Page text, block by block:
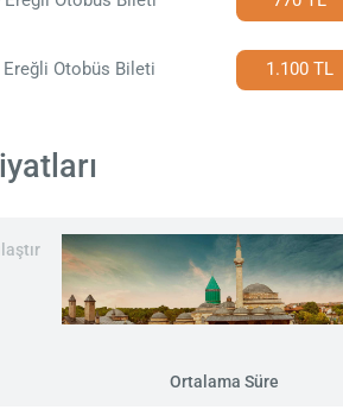
Ereğli Otobüs Bileti 1.100 TL
Ortalama Süre